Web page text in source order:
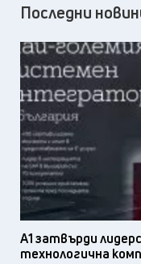
Последни
А1 затвърди
технологична